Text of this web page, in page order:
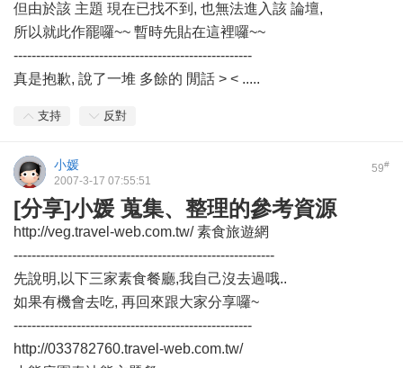
但由於該 主題 現在已找不到, 也無法進入該 論壇,
所以就此作罷囉~~ 暫時先貼在這裡囉~~
-----------------------------------------------------
真是抱歉, 說了一堆 多餘的 閒話 > < .....
支持 反對
59#
小媛
2007-3-17 07:55:51
[分享]小媛 蒐集、整理的參考資源
http://veg.travel-web.com.tw/ 素食旅遊網
----------------------------------------------------------
先說明,以下三家素食餐廳,我自己沒去過哦..
如果有機會去吃, 再回來跟大家分享囉~
-----------------------------------------------------
http://033782760.travel-web.com.tw/